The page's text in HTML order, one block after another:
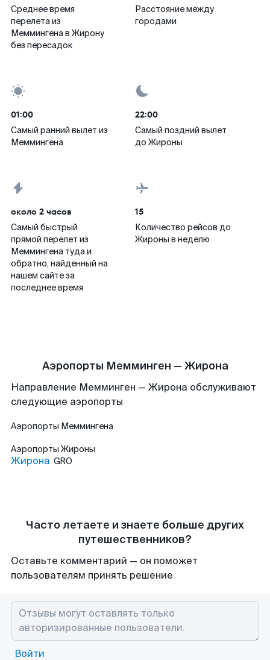
Среднее время
перелета из
Меммингена в Жирону
без пересадок
Расстояние между
городами
01:00
Самый ранний вылет из
Меммингена
22:00
Самый поздний вылет
до Жироны
около 2 часов
Самый быстрый
прямой перелет из
Меммингена туда и
обратно, найденный на
нашем сайте за
последнее время
15
Количество рейсов до
Жироны в неделю
Аэропорты Мемминген — Жирона
Направление Мемминген — Жирона обслуживают
следующие аэропорты
Аэропорты Меммингена
Аэропорты Жироны
Жирона GRO
Часто летаете и знаете больше других
путешественников?
Оставьте комментарий — он поможет
пользователям принять решение
Войти